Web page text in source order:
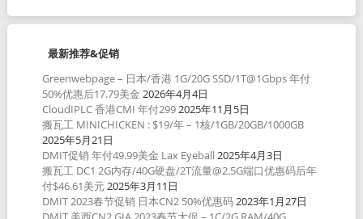
最新推荐&促销
Greenwebpage – 日本/香港 1G/20G SSD/1T@1Gbps 年付
50%优惠后17.79美金 2026年4月4日
CloudIPLC 香港CMI 年付2992025年11月5日
搬瓦工 MINICHICKEN : $19/年 – 1核/1GB/20GB/1000GB
2025年5月21日
DMIT促销 年付49.99美金 Lax Eyeball 2025年4月3日
搬瓦工 DC1 2G内存/40G硬盘/2T流量@2.5G端口优惠码后年
付$46.61美元2025年3月11日
DMIT 2023春节促销 日本CN2 50%优惠码2023年1月27日